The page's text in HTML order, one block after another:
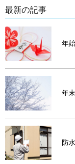
最新の記事
年
年
防